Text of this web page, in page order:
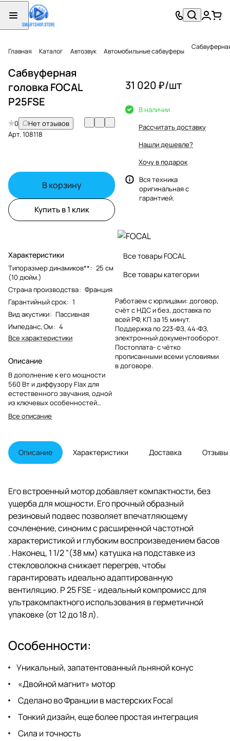
Главная Каталог Автозвук Автомобильные сабвуферы
Сабвуферная
головка FOCAL
P25FSE
0
Нет отзывов
Арт.108118
В корзину
Купить в 1 клик
Характеристики
Типоразмер динамиков**: 25 см
(10 дюйм.)
Страна производства: Франция
Гарантийный срок: 1
Вид акустики: Пассивная
Импеданс, Ом: 4
Все характеристики
Описание
В дополнение к его мощности
560 Вт и диффузору Flax для
естественного звучания, одной
из ключевых особенностей
сабвуфера P 25 FSE является его
тонкий дизайн, что делает его
установке в автомобиле.
Все описание
31 020 ₽/шт
В наличии
Рассчитать доставку
Нашли дешевле?
Хочу в подарок
Вся техника
оригинальная с
гарантией.
Все товары FOCAL
Все товары категории
Работаем с юрлицами: договор,
счёт с НДС и без, доставка по
всей РФ, КП за 15 минут.
Поддержка по 223-ФЗ, 44-ФЗ,
электронный документооборот.
Постоплата- с чётко
прописанными всеми условиями
в договоре.
Описание Характеристики Доставка Отзывы
Его встроенный мотор добавляет компактности, без
ущерба для мощности. Его прочный образный
резиновый подвес позволяет впечатляющему
сочленение, синоним с расширенной частотной
характеристикой и глубоким воспроизведением басов
. Наконец, 1 1/2 ”(38 мм) катушка на подставке из
стекловолокна снижает перегрев, чтобы
гарантировать идеально адаптированную
вентиляцию. P 25 FSE - идеальный компромисс для
ультракомпактного использования в герметичной
упаковке (от 12 до 18 л).
Особенности:
Уникальный, запатентованный льняной конус
«Двойной магнит» мотор
Сделано во Франции в мастерских Focal
Тонкий дизайн, еще более простая интеграция
Сила и точность